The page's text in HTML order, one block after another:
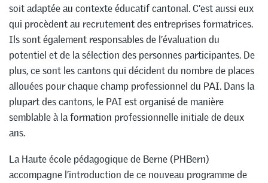
soit adaptée au contexte éducatif cantonal. C’est aussi eux
qui procèdent au recrutement des entreprises formatrices.
Ils sont également responsables de l’évaluation du
potentiel et de la sélection des personnes participantes. De
plus, ce sont les cantons qui décident du nombre de places
allouées pour chaque champ professionnel du PAI. Dans la
plupart des cantons, le PAI est organisé de manière
semblable à la formation professionnelle initiale de deux
ans.
La Haute école pédagogique de Berne (PHBern)
accompagne l’introduction de ce nouveau programme de